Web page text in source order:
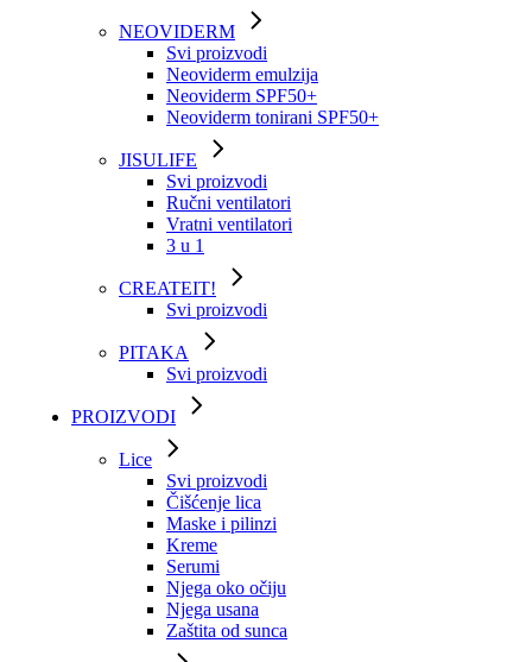
NEOVIDERM
Svi proizvodi
Neoviderm emulzija
Neoviderm SPF50+
Neoviderm tonirani SPF50+
JISULIFE
Svi proizvodi
Ručni ventilatori
Vratni ventilatori
3 u 1
CREATEIT!
Svi proizvodi
PITAKA
Svi proizvodi
PROIZVODI
Lice
Svi proizvodi
Čišćenje lica
Maske i pilinzi
Kreme
Serumi
Njega oko očiju
Njega usana
Zaštita od sunca